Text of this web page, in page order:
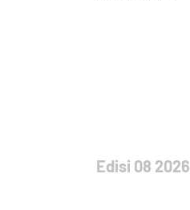
Edisi 08 2026